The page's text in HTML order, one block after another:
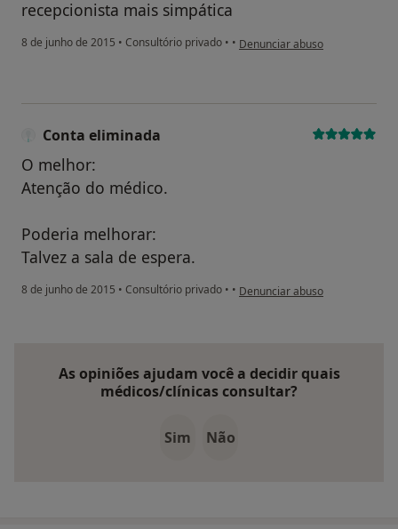
recepcionista mais simpática
8 de junho de 2015 • Consultório privado • • na opinião do utilizador
Denunciar abuso
Conta eliminada
O melhor:
Atenção do médico.
Poderia melhorar:
Talvez a sala de espera.
8 de junho de 2015 • Consultório privado • • na opinião do utilizador Conta
Denunciar abuso
As opiniões ajudam você a decidir quais
médicos/clínicas consultar?
Sim Não